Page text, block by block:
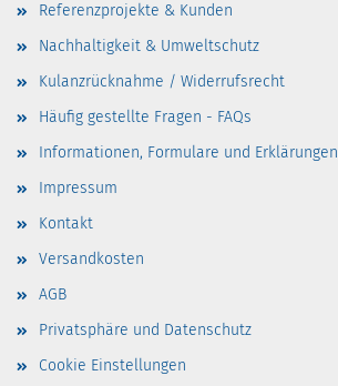
Referenzprojekte & Kunden
Nachhaltigkeit & Umweltschutz
Kulanzrücknahme / Widerrufsrecht
Häufig gestellte Fragen - FAQs
Informationen, Formulare und Erklärungen
Impressum
Kontakt
Versandkosten
AGB
Privatsphäre und Datenschutz
Cookie Einstellungen